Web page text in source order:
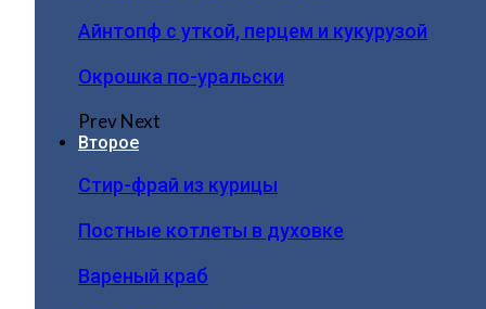
Айнтопф с уткой, перцем и кукурузой
Окрошка по-уральски
PrevNext
Второе
Стир-фрай из курицы
Постные котлеты в духовке
Вареный краб